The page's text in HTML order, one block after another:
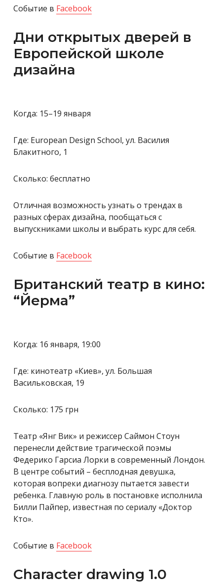
Событие в Facebook
Дни открытых дверей в
Европейской школе
дизайна
Когда: 15–19 января
Где: European Design School, ул. Василия
Блакитного, 1
Сколько: бесплатно
Отличная возможность узнать о трендах в
разных сферах дизайна, пообщаться с
выпускниками школы и выбрать курс для себя.
Событие в Facebook
Британский театр в кино:
“Йерма”
Когда: 16 января, 19:00
Где: кинотеатр «Киев», ул. Большая
Васильковская, 19
Сколько: 175 грн
Театр «Янг Вик» и режиссер Саймон Стоун
перенесли действие трагической поэмы
Федерико Гарсиа Лорки в современный Лондон.
В центре событий – бесплодная девушка,
которая вопреки диагнозу пытается завести
ребенка. Главную роль в постановке исполнила
Билли Пайпер, известная по сериалу «Доктор
Кто».
Событие в Facebook
Сharacter drawing 1.0